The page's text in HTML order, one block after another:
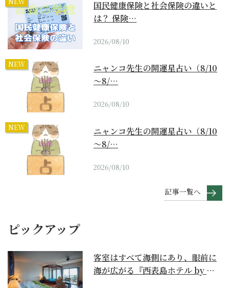
国民健康保険と社会保険の違いと
は？ 保険…
2026/08/10
NEW
ニャンコ先生の開運星占い（8/10
～8/…
2026/08/10
NEW
ニャンコ先生の開運星占い（8/10
～8/…
2026/08/10
記事一覧へ
ピックアップ
客室はすべて海側にあり、眼前に
海が広がる『西表島ホテル by 星